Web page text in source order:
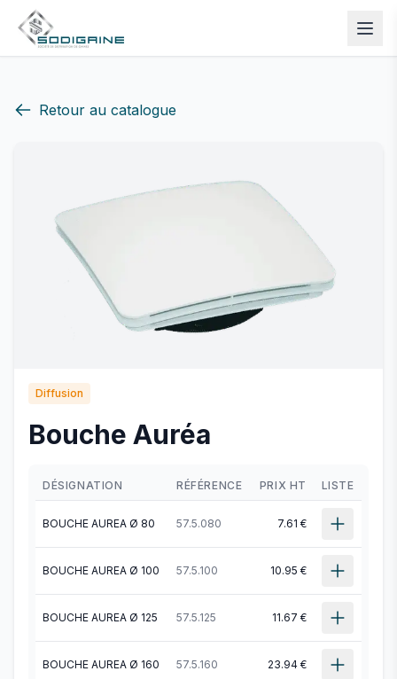
Retour au catalogue
Diffusion
Bouche Auréa
DÉSIGNATION RÉFÉRENCE PRIX HT LISTE
BOUCHE AUREA Ø 80 57.5.080 7.61 €
BOUCHE AUREA Ø 100 57.5.100 10.95 €
BOUCHE AUREA Ø 125 57.5.125 11.67 €
BOUCHE AUREA Ø 160 57.5.160 23.94 €